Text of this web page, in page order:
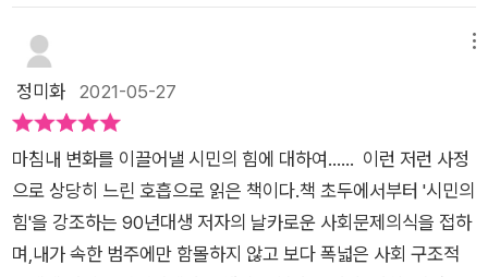
박재동 화백의 성추행이 ‘가짜미투’였음을 알리는 것이었다. 그가
쓴 기사의 내용을 조목조목 알려주며 박재동 화백의 성추행이 사
희생자일 수 있겠다는 짐작을 했다. 방금 쓴 문장은 팟캐스터와
나, 둘 다 섣부른 예측이었다는 강조하기 위해 저렇게 썼다. 진실
은 당사자 외에 아무도 모른다. 그 외의 제 삼자들은 사실이라고
보여지는 것들로 파악하고 결론내린다. 이 책에서 저자가 박재동
화백 미투 기사를 다루었기에 나는 작년 내 짐작이 잘못되었음을
깨달았다. 강진구 기자가 쓴 기사가 사실에 근거한 것이므로 믿어
리 코로나가 끝나서 마스크를 벗어던지고 다같이 웃을 수 있길 간
절히 바라본다.
는 나이일 터다. 제도적으로 고안된 어떤 생애주기를 통과하면 선
거권을 부여하자는 것이다. 의무교육 과정은 그 기준이 될 만하
다. 의무교육은 국가가 의무적으로 제공한다는 의미도 있지만, 모
든 국민이 의무적으로 제공한다는 의미도 있지만, 모든 국민이 의
무적으로 받아야 한다는 의미도 함께 있다.-책속에서 이들의 벼
랑 끝에 내몰려 있다는 위기의식과 그로부터 비롯된 정치적인 결
정들을 검토하다 보면 결국 하나의 근본적인 질문에 이르게 된다
고 합니다. 오늘날 정말로 벼랑 끝에 내몰려 있는 사람들은 누구
또는 다른 사람들을 책망하며 욕해서는 더더욱 안될 것 같고요.
하지만 우리 기억속에서 잊혀질 법한 이런 사건과 순간들에 제대
로 의미를 부여해 되살려주는 사람이 곁에 있다면, 그런 글을 어
을 우리는 흔히 칼럼니스트라고 부릅니다.좋은 칼럼니스트를 곁
에 둔다는 건 그래서 세상을 보는 새로운 눈을 하나 더 얻는 것과
같습니다. 오늘은 여러분께 정치, 사회, 노동, 언론 분야에서 일어
나는 일을 잘 포착해 여러분께 전달해드리면서 우리가 앞으로 무
정미화 2021-05-27
마침내 변화를 이끌어낼 시민의 힘에 대하여...... 이런 저런 사정
으로 상당히 느린 호흡으로 읽은 책이다.책 초두에서부터 '시민의
힘'을 강조하는 90년대생 저자의 날카로운 사회문제의식을 접하
며,내가 속한 범주에만 함몰하지 않고 보다 폭넓은 사회 구조적